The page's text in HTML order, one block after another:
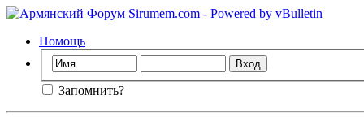
Помощь
Запомнить?